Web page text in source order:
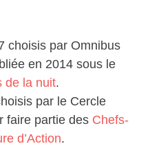
choisis par Omnibus
en 2014 sous le
de la nuit.
par le Cercle
faire partie des Chefs-
d’Action.